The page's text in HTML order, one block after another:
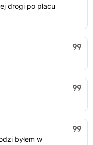
drogi po placu
byłem w